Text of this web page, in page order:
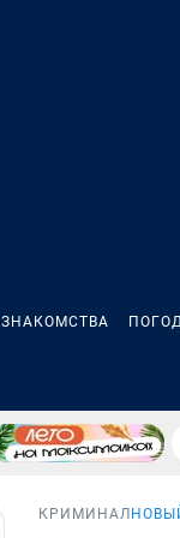
ЗНАКОМСТВА
КРИМИНАЛ